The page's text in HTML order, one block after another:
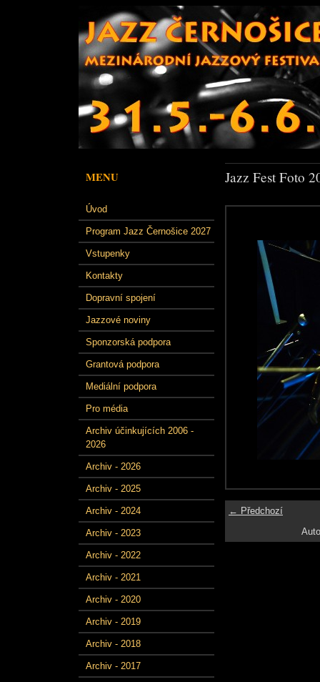
MENU
Úvod
Program Jazz Černošice 2027
Vstupenky
Kontakty
Dopravní spojení
Jazzové noviny
Sponzorská podpora
Grantová podpora
Mediální podpora
Pro média
Archiv účinkujících 2006 -
2026
Archiv - 2026
Archiv - 2025
Archiv - 2024
Archiv - 2023
Archiv - 2022
Archiv - 2021
Archiv - 2020
Archiv - 2019
Archiv - 2018
Archiv - 2017
Jazz Fest Foto
← Předchozí